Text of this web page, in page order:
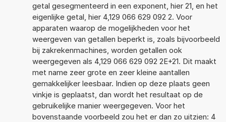
getal gesegmenteerd in een exponent, hier 21, en het
eigenlijke getal, hier 4,129 066 629 092 2. Voor
apparaten waarop de mogelijkheden voor het
weergeven van getallen beperkt is, zoals bijvoorbeeld
bij zakrekenmachines, worden getallen ook
weergegeven als 4,129 066 629 092 2E+21. Dit maakt
met name zeer grote en zeer kleine aantallen
gemakkelijker leesbaar. Indien op deze plaats geen
vinkje is geplaatst, dan wordt het resultaat op de
gebruikelijke manier weergegeven. Voor het
bovenstaande voorbeeld zou het er dan zo uitzien: 4